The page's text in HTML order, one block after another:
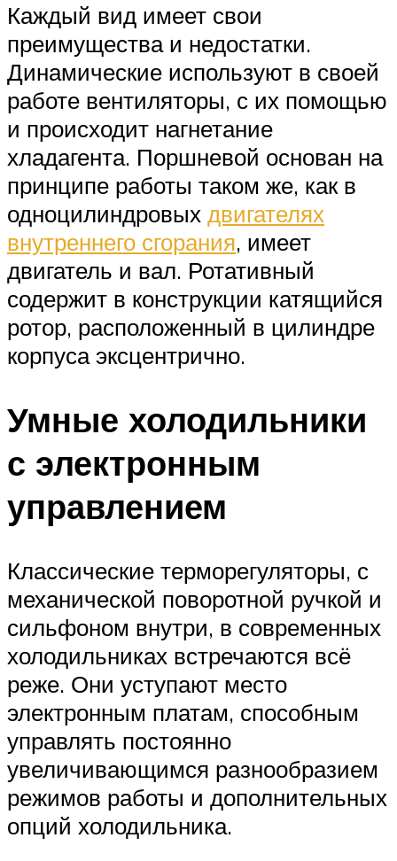
Каждый вид имеет свои
преимущества и недостатки.
Динамические используют в своей
работе вентиляторы, с их помощью
и происходит нагнетание
хладагента. Поршневой основан на
принципе работы таком же, как в
одноцилиндровых двигателях
внутреннего сгорания, имеет
двигатель и вал. Ротативный
содержит в конструкции катящийся
ротор, расположенный в цилиндре
корпуса эксцентрично.
Умные холодильники
с электронным
управлением
Классические терморегуляторы, с
механической поворотной ручкой и
сильфоном внутри, в современных
холодильниках встречаются всё
реже. Они уступают место
электронным платам, способным
управлять постоянно
увеличивающимся разнообразием
режимов работы и дополнительных
опций холодильника.